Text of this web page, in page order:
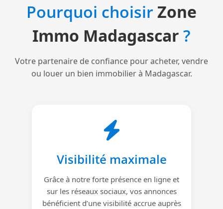
Pourquoi choisirZone
Immo Madagascar ?
Votre partenaire de confiance pour acheter, vendre
ou louer un bien immobilier à Madagascar.
Visibilité maximale
Grâce à notre forte présence en ligne et
sur les réseaux sociaux, vos annonces
bénéficient d’une visibilité accrue auprès